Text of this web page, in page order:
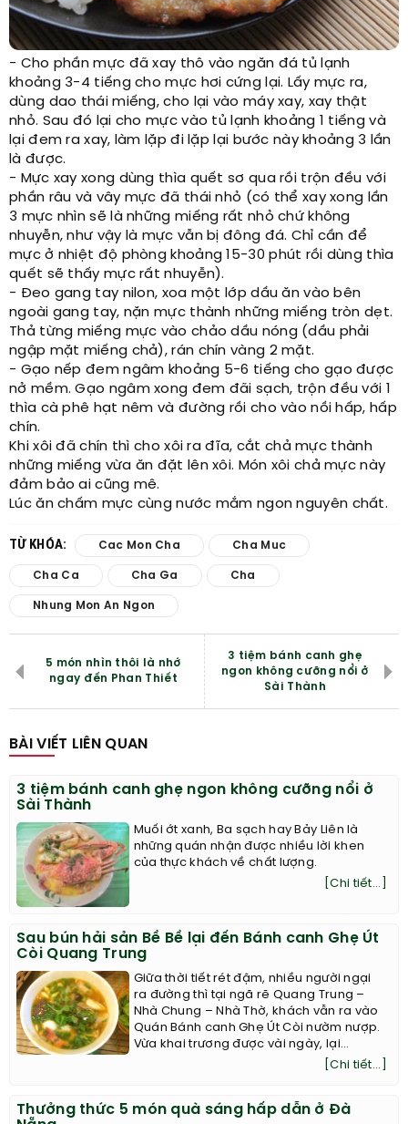
- Cho phần mực đã xay thô vào ngăn đá tủ lạnh
khoảng 3-4 tiếng cho mực hơi cứng lại. Lấy mực ra,
dùng dao thái miếng, cho lại vào máy xay, xay thật
nhỏ. Sau đó lại cho mực vào tủ lạnh khoảng 1 tiếng và
lại đem ra xay, làm lặp đi lặp lại bước này khoảng 3 lần
là được.
- Mực xay xong dùng thìa quết sơ qua rồi trộn đều với
phần râu và vây mực đã thái nhỏ (có thể xay xong lần
3 mực nhìn sẽ là những miếng rất nhỏ chứ không
nhuyễn, như vậy là mực vẫn bị đông đá. Chỉ cần để
mực ở nhiệt độ phòng khoảng 15-30 phút rồi dùng thìa
quết sẽ thấy mực rất nhuyễn).
- Đeo gang tay nilon, xoa một lớp dầu ăn vào bên
ngoài gang tay, nặn mực thành những miếng tròn dẹt.
Thả từng miếng mực vào chảo dầu nóng (dầu phải
ngập mặt miếng chả), rán chín vàng 2 mặt.
- Gạo nếp đem ngâm khoảng 5-6 tiếng cho gạo được
nở mềm. Gạo ngâm xong đem đãi sạch, trộn đều với 1
thìa cà phê hạt nêm và đường rồi cho vào nồi hấp, hấp
chín.
Khi xôi đã chín thì cho xôi ra đĩa, cắt chả mực thành
những miếng vừa ăn đặt lên xôi. Món xôi chả mực này
đảm bảo ai cũng mê.
Lúc ăn chấm mực cùng nước mắm ngon nguyên chất.
TỪ KHÓA: Cac Mon Cha Cha Muc
Cha Ca Cha Ga Cha
Nhung Mon An Ngon
5 món nhìn thôi là nhớ
ngay đến Phan Thiết
3 tiệm bánh canh ghẹ
ngon không cưỡng nổi ở
Sài Thành
BÀI VIẾT LIÊN QUAN
3 tiệm bánh canh ghẹ ngon không cưỡng nổi ở
Sài Thành
Muối ớt xanh, Ba sạch hay Bảy Liên là
những quán nhận được nhiều lời khen
của thực khách về chất lượng.
[Chi tiết...]
Sau bún hải sản Bề Bề lại đến Bánh canh Ghẹ Út
Còi Quang Trung
Giữa thời tiết rét đậm, nhiều người ngại
ra đường thì tại ngã rẽ Quang Trung –
Nhà Chung – Nhà Thờ, khách vẫn ra vào
Quán Bánh canh Ghẹ Út Còi nườm nượp.
Vừa khai trương được vài ngày, lại...
[Chi tiết...]
Thưởng thức 5 món quà sáng hấp dẫn ở Đà